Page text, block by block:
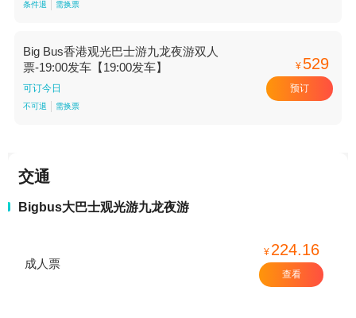
条件退 需换票
Big Bus香港观光巴士游九龙夜游双人
票-19:00发车【19:00发车】
可订今日
不可退 需换票
¥ 529
预订
交通
Bigbus大巴士观光游九龙夜游
成人票
¥ 224.16
起
查看